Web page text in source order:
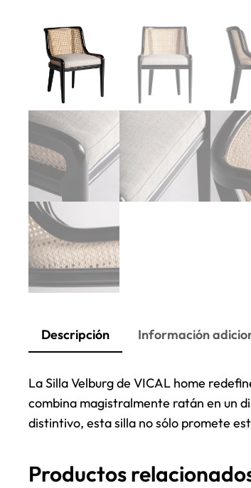
Descripción Información
La Silla Velburg de VICAL home
combina magistralmente ratán en un
distintivo, esta silla no sólo promete
Productos